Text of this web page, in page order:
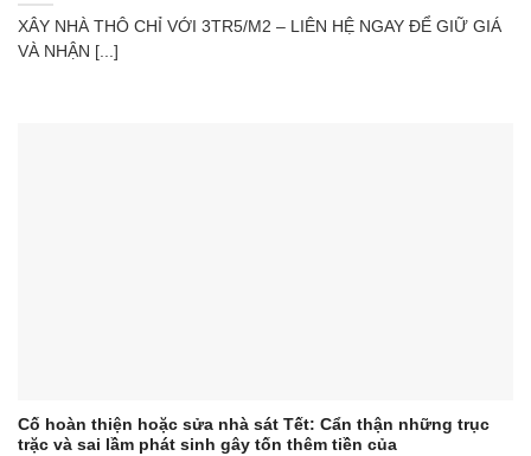
XÂY NHÀ THÔ CHỈ VỚI 3TR5/M2 – LIÊN HỆ NGAY ĐỂ GIỮ GIÁ
VÀ NHẬN [...]
Cố hoàn thiện hoặc sửa nhà sát Tết: Cẩn thận những trục
trặc và sai lầm phát sinh gây tốn thêm tiền của